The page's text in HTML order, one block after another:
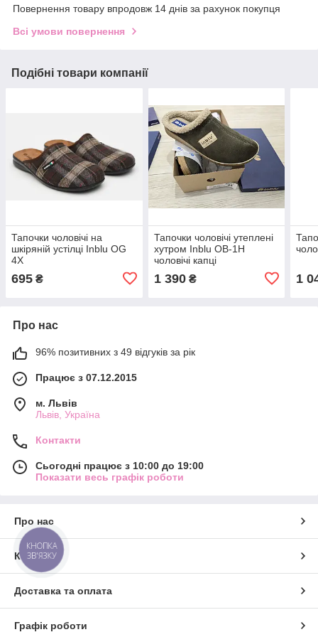
Повернення товару впродовж 14 днів за рахунок покупця
Всі умови повернення
Подібні товари компанії
Тапочки чоловічі на
шкіряній устілці Inblu OG
4X
695 ₴
Тапочки чоловічі утеплені
хутром Inblu OB-1H
чоловічі капці
1 390₴ 1
Про нас
96% позитивних з 49 відгуків за рік
Працює з 07.12.2015
м. Львів
Львів, Україна
Контакти
Сьогодні працює з 10:00 до 19:00
Показати весь графік роботи
Про нас
Контакти
Доставка та оплата
Графік роботи
КНОПКА
ЗВ'ЯЗКУ